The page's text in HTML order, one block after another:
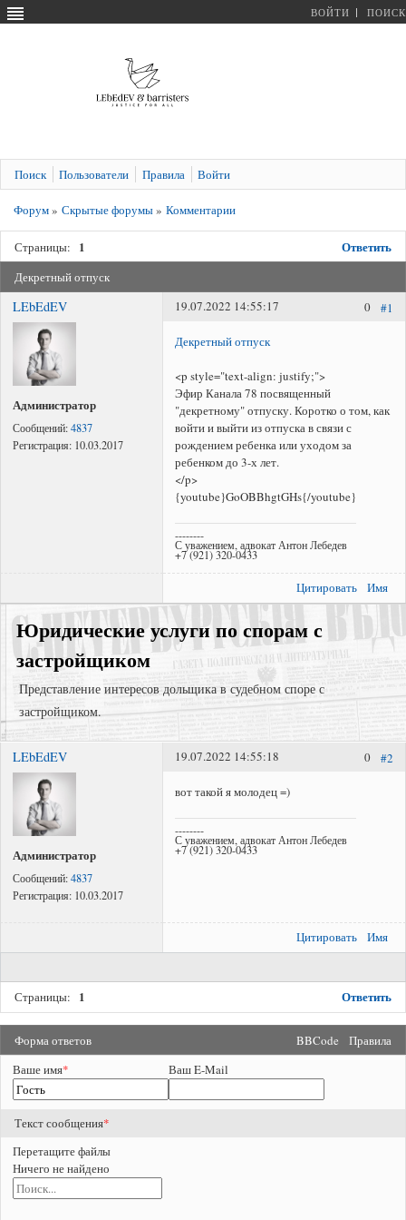
ВОЙТИ ПОИСК
Поиск Пользователи Правила Войти
Форум» Скрытые форумы» Комментарии
Страницы: 1 Ответить
Декретный отпуск
LEbEdEV
Администратор
Сообщений:4837
Регистрация: 10.03.2017
#1
0
19.07.2022 14:55:17
Декретный отпуск
<p style="text-align: justify;">
Эфир Канала 78 посвященный
"декретному" отпуску. Коротко о том, как
войти и выйти из отпуска в связи с
рождением ребенка или уходом за
ребенком до 3-х лет.
</p>
{youtube}GoOBBhgtGHs{/youtube}
--------
С уважением, адвокат Антон Лебедев
+7 (921) 320-0433
Цитировать Имя
Юридические услуги по спорам с
застройщиком
Представление интересов дольщика в судебном споре с
застройщиком.
Представление интересов в судах общей юрисдикции;
Взыскание задолженности;
Регистрация права собственности в судебном порядке;
LEbEdEV
Администратор
Сообщений:4837
Регистрация: 10.03.2017
#2
0
19.07.2022 14:55:18
вот такой я молодец =)
--------
С уважением, адвокат Антон Лебедев
+7 (921) 320-0433
Цитировать Имя
Страницы: 1 Ответить
BBCode Правила
Форма ответов
Ваше имя* Ваш E-Mail
Текст сообщения*
Перетащите файлы
Ничего не найдено